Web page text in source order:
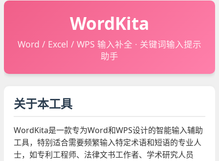
WordKita
Word / Excel / WPS 输入补全 · 关键词输入提示
助手
关于本工具
WordKita是一款专为Word和WPS设计的智能输入辅助
工具，特别适合需要频繁输入特定术语和短语的专业人
士，如专利工程师、法律文书工作者、学术研究人员